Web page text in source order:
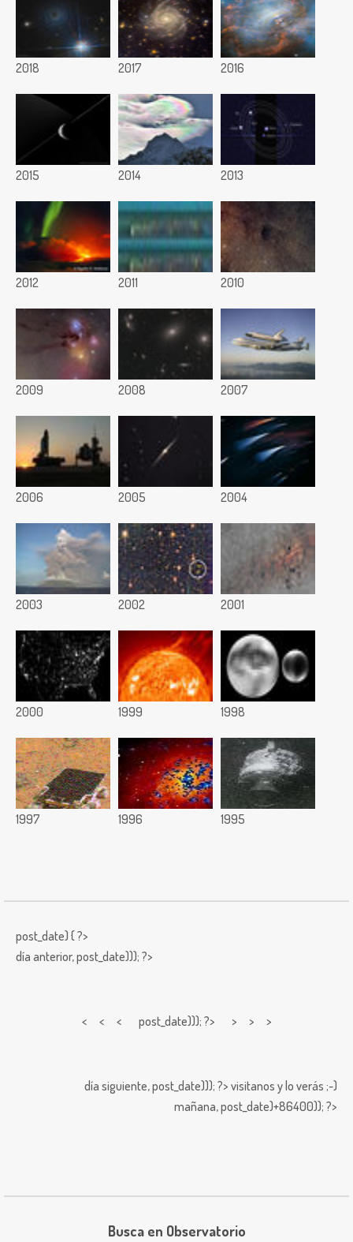
2018 2017 2016
2015 2014 2013
2012 2011 2010
2009 2008 2007
2006 2005 2004
2003 2002 2001
2000 1999 1998
1997 1996 1995
post_date) { ?>
día anterior,post_date))); ?>
< < < post_date))); ?> > > >
día siguiente,post_date))); ?> visitanos y lo verás ;-)
mañana,post_date)+86400)); ?>
Busca en Observatorio